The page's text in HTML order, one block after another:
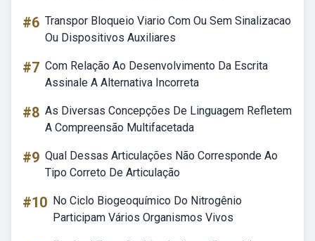
#6 Transpor Bloqueio Viario Com Ou Sem Sinalizacao
Ou Dispositivos Auxiliares
#7 Com Relação Ao Desenvolvimento Da Escrita
Assinale A Alternativa Incorreta
#8 As Diversas Concepções De Linguagem Refletem
A Compreensão Multifacetada
#9 Qual Dessas Articulações Não Corresponde Ao
Tipo Correto De Articulação
#10 No Ciclo Biogeoquímico Do Nitrogênio
Participam Vários Organismos Vivos